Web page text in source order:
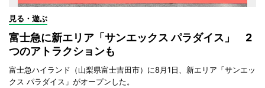
見る・遊ぶ
富士急に新エリア「サンエックス パラダイス」 2
つのアトラクションも
富士急ハイランド（山梨県富士吉田市）に8月1日、新エリア「サンエッ
クス パラダイス」がオープンした。